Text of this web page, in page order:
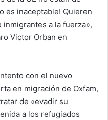
es inaceptable! Quieren
a la fuerza»,
Victor Orban en
con el nuevo
en migración de Oxfam,
de «evadir su
a los refugiados